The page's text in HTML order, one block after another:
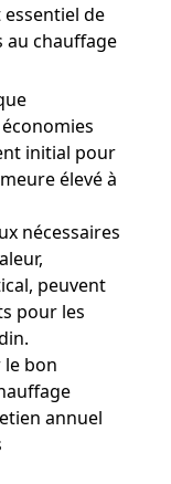
de
au chauffage
initial pour
élevé à
nécessaires
peuvent
pour les
le bon
annuel